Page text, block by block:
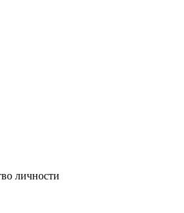
личности